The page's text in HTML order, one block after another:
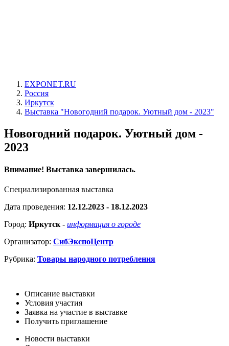
EXPONET.RU
Россия
Иркутск
Выставка "Новогодний подарок. Уютный дом - 2023"
Новогодний подарок. Уютный дом -
2023
Внимание! Выставка завершилась.
Специализированная выставка
Дата проведения: 12.12.2023 - 18.12.2023
Город: Иркутск - информация о городе
Организатор: СибЭкспоЦентр
Рубрика: Товары народного потребления
Описание выставки
Условия участия
Заявка на участие в выставке
Получить приглашение
Новости выставки